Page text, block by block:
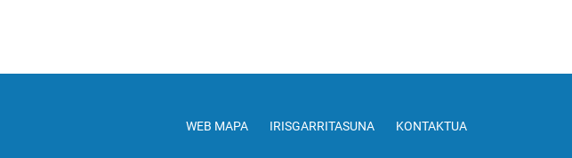
WEB MAPA IRISGARRITASUNA KONTAKTUA